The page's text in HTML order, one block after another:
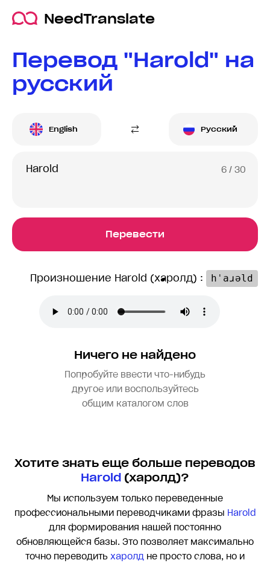
NeedTranslate
Перевод "Harold" на
русский
English Русский
6 / 30
Перевести
Произношение Harold (харолд) : hˈaɹəld
Ничего не найдено
Попробуйте ввести что-нибудь
другое или воспользуйтесь
общим каталогом слов
Хотите знать еще больше переводов
Harold (харолд)?
Мы используем только переведенные
профессиональными переводчиками фразы Harold
для формирования нашей постоянно
обновляющейся базы. Это позволяет максимально
точно переводить харолд не просто слова, но и